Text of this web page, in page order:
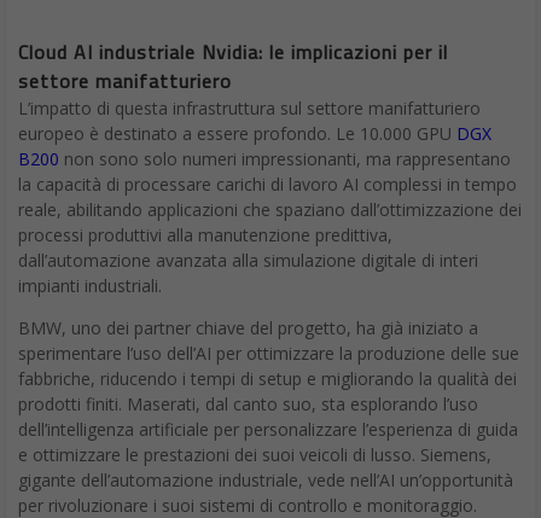
Cloud AI industriale Nvidia: le implicazioni per il
settore manifatturiero
L’impatto di questa infrastruttura sul settore manifatturiero
europeo è destinato a essere profondo. Le 10.000 GPU DGX
B200 non sono solo numeri impressionanti, ma rappresentano
la capacità di processare carichi di lavoro AI complessi in tempo
reale, abilitando applicazioni che spaziano dall’ottimizzazione dei
processi produttivi alla manutenzione predittiva,
dall’automazione avanzata alla simulazione digitale di interi
impianti industriali.
BMW, uno dei partner chiave del progetto, ha già iniziato a
sperimentare l’uso dell’AI per ottimizzare la produzione delle sue
fabbriche, riducendo i tempi di setup e migliorando la qualità dei
prodotti finiti. Maserati, dal canto suo, sta esplorando l’uso
dell’intelligenza artificiale per personalizzare l’esperienza di guida
e ottimizzare le prestazioni dei suoi veicoli di lusso. Siemens,
gigante dell’automazione industriale, vede nell’AI un’opportunità
per rivoluzionare i suoi sistemi di controllo e monitoraggio.